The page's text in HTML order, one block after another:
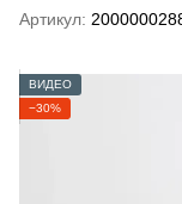
Артикул:
ВИДЕО
−30%